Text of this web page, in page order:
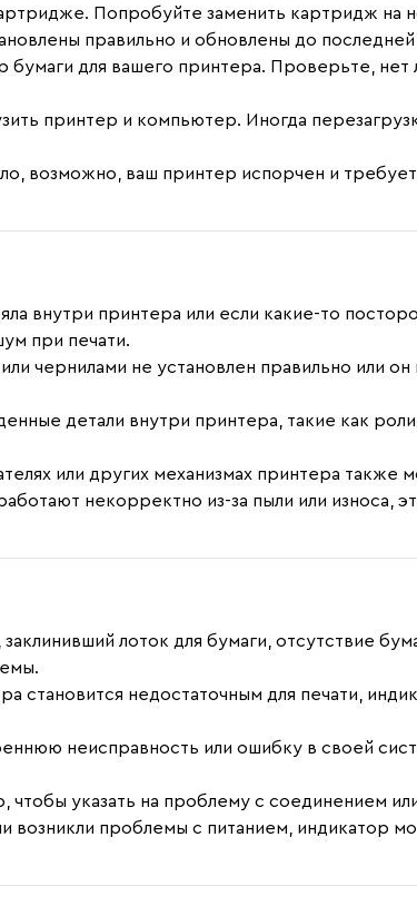
Попробуйте заменить картридж на
правильно и обновлены до
для вашего принтера. Проверьте,
принтер и компьютер. Иногда
возможно, ваш принтер испорчен и
внутри принтера или если какие-то
при печати.
чернилами не установлен правильно или
детали внутри принтера, такие как
или других механизмах принтера
некорректно из-за пыли или износа,
лоток для бумаги, отсутствие
становится недостаточным для печати,
неисправность или ошибку в своей
чтобы указать на проблему с соединением
возникли проблемы с питанием, индикатор